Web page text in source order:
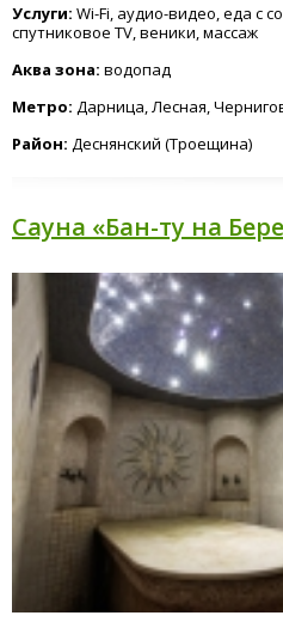
Услуги: Wi-Fi, аудио-видео, еда с
спутниковое TV, веники, массаж
Аква зона: водопад
Метро: Дарница, Лесная,
Район: Деснянский (Троещина)
Сауна «Бан-ту на